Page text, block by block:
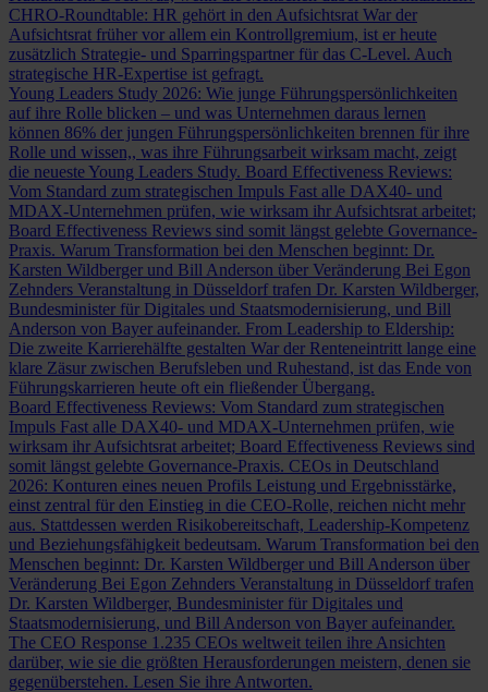
CHRO-Roundtable: HR gehört in den Aufsichtsrat War der
Aufsichtsrat früher vor allem ein Kontrollgremium, ist er heute
zusätzlich Strategie- und Sparringspartner für das C-Level. Auch
strategische HR-Expertise ist gefragt.
Young Leaders Study 2026: Wie junge Führungspersönlichkeiten
auf ihre Rolle blicken – und was Unternehmen daraus lernen
können 86% der jungen Führungspersönlichkeiten brennen für ihre
Rolle und wissen,, was ihre Führungsarbeit wirksam macht, zeigt
die neueste Young Leaders Study. Board Effectiveness Reviews:
Vom Standard zum strategischen Impuls Fast alle DAX40- und
MDAX-Unternehmen prüfen, wie wirksam ihr Aufsichtsrat arbeitet;
Board Effectiveness Reviews sind somit längst gelebte Governance-
Praxis. Warum Transformation bei den Menschen beginnt: Dr.
Karsten Wildberger und Bill Anderson über Veränderung Bei Egon
Zehnders Veranstaltung in Düsseldorf trafen Dr. Karsten Wildberger,
Bundesminister für Digitales und Staatsmodernisierung, und Bill
Anderson von Bayer aufeinander. From Leadership to Eldership:
Die zweite Karrierehälfte gestalten War der Renteneintritt lange eine
klare Zäsur zwischen Berufsleben und Ruhestand, ist das Ende von
Führungskarrieren heute oft ein fließender Übergang.
Board Effectiveness Reviews: Vom Standard zum strategischen
Impuls Fast alle DAX40- und MDAX-Unternehmen prüfen, wie
wirksam ihr Aufsichtsrat arbeitet; Board Effectiveness Reviews sind
somit längst gelebte Governance-Praxis. CEOs in Deutschland
2026: Konturen eines neuen Profils Leistung und Ergebnisstärke,
einst zentral für den Einstieg in die CEO-Rolle, reichen nicht mehr
aus. Stattdessen werden Risikobereitschaft, Leadership-Kompetenz
und Beziehungsfähigkeit bedeutsam. Warum Transformation bei den
Menschen beginnt: Dr. Karsten Wildberger und Bill Anderson über
Veränderung Bei Egon Zehnders Veranstaltung in Düsseldorf trafen
Dr. Karsten Wildberger, Bundesminister für Digitales und
Staatsmodernisierung, und Bill Anderson von Bayer aufeinander.
The CEO Response 1.235 CEOs weltweit teilen ihre Ansichten
darüber, wie sie die größten Herausforderungen meistern, denen sie
gegenüberstehen. Lesen Sie ihre Antworten.